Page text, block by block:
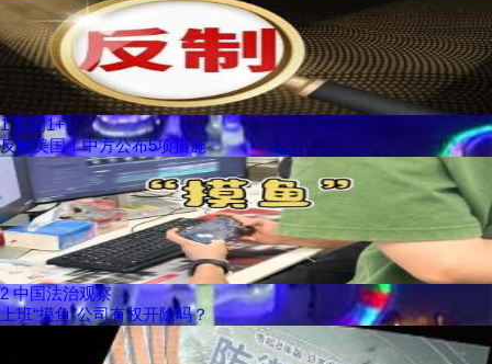
1 新闻1+1
反制美国！中方公布5项措施
2 中国法治观察
上班“摸鱼”公司有权开除吗？